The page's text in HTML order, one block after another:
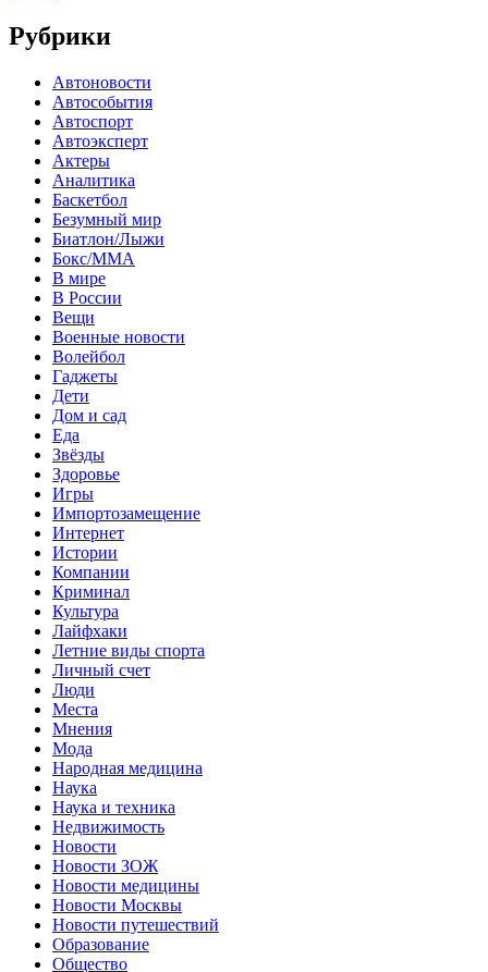
Рубрики
Автоновости
Автособытия
Автоспорт
Автоэксперт
Актеры
Аналитика
Баскетбол
Безумный мир
Биатлон/Лыжи
Бокс/MMA
В мире
В России
Вещи
Военные новости
Волейбол
Гаджеты
Дети
Дом и сад
Еда
Звёзды
Здоровье
Игры
Импортозамещение
Интернет
Истории
Компании
Криминал
Культура
Лайфхаки
Летние виды спорта
Личный счет
Люди
Места
Мнения
Мода
Народная медицина
Наука
Наука и техника
Недвижимость
Новости
Новости ЗОЖ
Новости медицины
Новости Москвы
Новости путешествий
Образование
Общество